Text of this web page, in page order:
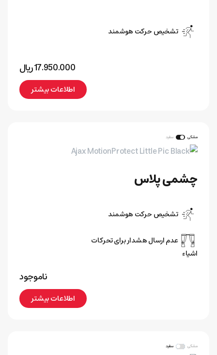
تشخیص حرکت هوشمند
17.950.000﷼
اطلاعات بیشتر
مشکی سفید
چشمی پلاس
تشخیص حرکت هوشمند
عدم ارسال هشدار برای تحرکات
اشیاء
ناموجود
اطلاعات بیشتر
مشکی سفید